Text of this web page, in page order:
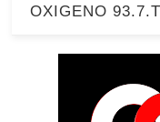
OXIGENO